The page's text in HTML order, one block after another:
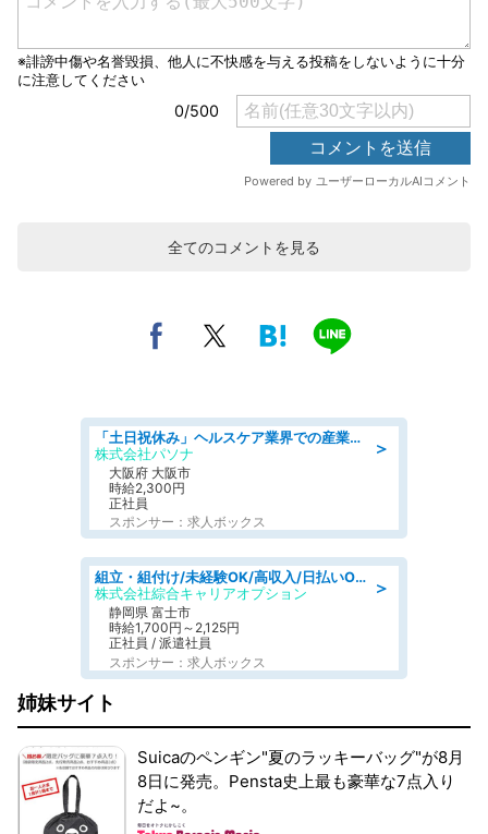
全てのコメントを見る
＞
「土日祝休み」ヘルスケア業界での産業保健師業務/看護師/高時給/要資格:正看護師
株式会社パソナ
大阪府 大阪市
時給2,300円
正社員
スポンサー：求人ボックス
＞
組立・組付け/未経験OK/高収入/日払いOK/寮費無料/交替制
株式会社綜合キャリアオプション
静岡県 富士市
時給1,700円～2,125円
正社員 / 派遣社員
スポンサー：求人ボックス
姉妹サイト
Suicaのペンギン"夏のラッキーバッグ"が8月
8日に発売。Pensta史上最も豪華な7点入り
だよ~。